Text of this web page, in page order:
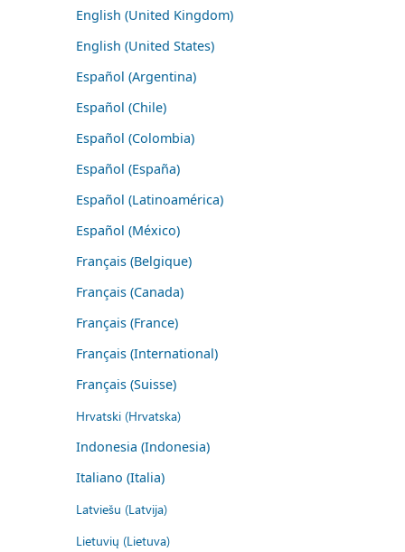
English (United Kingdom)
English (United States)
Español (Argentina)
Español (Chile)
Español (Colombia)
Español (España)
Español (Latinoamérica)
Español (México)
Français (Belgique)
Français (Canada)
Français (France)
Français (International)
Français (Suisse)
Hrvatski (Hrvatska)
Indonesia (Indonesia)
Italiano (Italia)
Latviešu (Latvija)
Lietuvių (Lietuva)